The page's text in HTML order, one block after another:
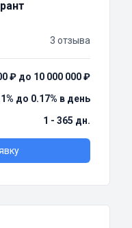
3 отзыва
₽ до 10 000 000 ₽
до 0.17% в день
1 - 365 дн.